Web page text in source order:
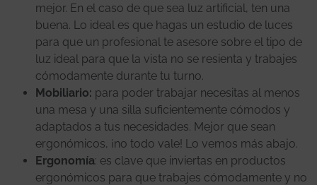
mejor. En el caso de que sea luz artificial, ten una
buena. Lo ideal es que hagas un estudio de luces
para que un profesional te asesore sobre el tipo de
luz ideal para que la vista no se resienta y trabajes
cómodamente durante tu turno.
Mobiliario: para poder trabajar necesitas al menos
una mesa y una silla suficientemente cómodos y
adaptados a tus necesidades. Mejor que sean
ergonómicos, ¡no todo vale! Lo vemos más abajo.
Ergonomía: es clave que inviertas en productos
ergonómicos para que trabajes cómodamente y no